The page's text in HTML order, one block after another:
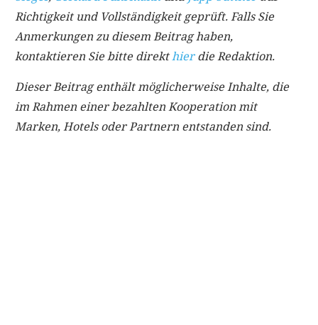
Richtigkeit und Vollständigkeit geprüft. Falls Sie
Anmerkungen zu diesem Beitrag haben,
kontaktieren Sie bitte direkthierdie Redaktion.
Dieser Beitrag enthält möglicherweise Inhalte, die
im Rahmen einer bezahlten Kooperation mit
Marken, Hotels oder Partnern entstanden sind.